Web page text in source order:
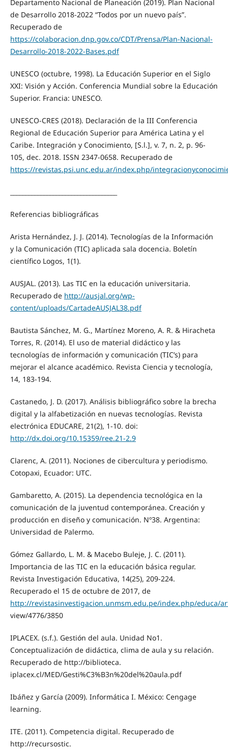
Departamento Nacional de Planeación (2019). Plan Nacional
de Desarrollo 2018-2022 “Todos por un nuevo país”.
Recuperado de
https://colaboracion.dnp.gov.co/CDT/Prensa/Plan-Nacional-
Desarrollo-2018-2022-Bases.pdf
UNESCO (octubre, 1998). La Educación Superior en el Siglo
XXI: Visión y Acción. Conferencia Mundial sobre la Educación
Superior. Francia: UNESCO.
UNESCO-CRES (2018). Declaración de la III Conferencia
Regional de Educación Superior para América Latina y el
Caribe. Integración y Conocimiento, [S.l.], v. 7, n. 2, p. 96-
105, dec. 2018. ISSN 2347-0658. Recuperado de
https://revistas.psi.unc.edu.ar/index.php/
Referencias bibliográficas
Arista Hernández, J. J. (2014). Tecnologías de la Información
y la Comunicación (TIC) aplicada sala docencia. Boletín
científico Logos, 1(1).
AUSJAL. (2013). Las TIC en la educación universitaria.
Recuperado de http://ausjal.org/wp-
content/uploads/CartadeAUSJAL38.pdf
Bautista Sánchez, M. G., Martínez Moreno, A. R. & Hiracheta
Torres, R. (2014). El uso de material didáctico y las
tecnologías de información y comunicación (TIC’s) para
mejorar el alcance académico. Revista Ciencia y tecnología,
14, 183-194.
Castanedo, J. D. (2017). Análisis bibliográfico sobre la brecha
digital y la alfabetización en nuevas tecnologías. Revista
electrónica EDUCARE, 21(2), 1-10. doi:
http://dx.doi.org/10.15359/ree.21-2.9
Clarenc, A. (2011). Nociones de cibercultura y periodismo.
Cotopaxi, Ecuador: UTC.
Gambaretto, A. (2015). La dependencia tecnológica en la
comunicación de la juventud contemporánea. Creación y
producción en diseño y comunicación. Nº38. Argentina:
Universidad de Palermo.
Gómez Gallardo, L. M. & Macebo Buleje, J. C. (2011).
Importancia de las TIC en la educación básica regular.
Revista Investigación Educativa, 14(25), 209-224.
Recuperado el 15 de octubre de 2017, de
http://revistasinvestigacion.unmsm.edu.pe/index.php/educa/
view/4776/3850
IPLACEX. (s.f.). Gestión del aula. Unidad No1.
Conceptualización de didáctica, clima de aula y su relación.
Recuperado de http://biblioteca.
iplacex.cl/MED/Gesti%C3%B3n%20del%20aula.pdf
Ibáñez y García (2009). Informática I. México: Cengage
learning.
ITE. (2011). Competencia digital. Recuperado de
http://recursostic.